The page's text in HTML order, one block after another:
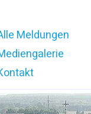
Meldungen